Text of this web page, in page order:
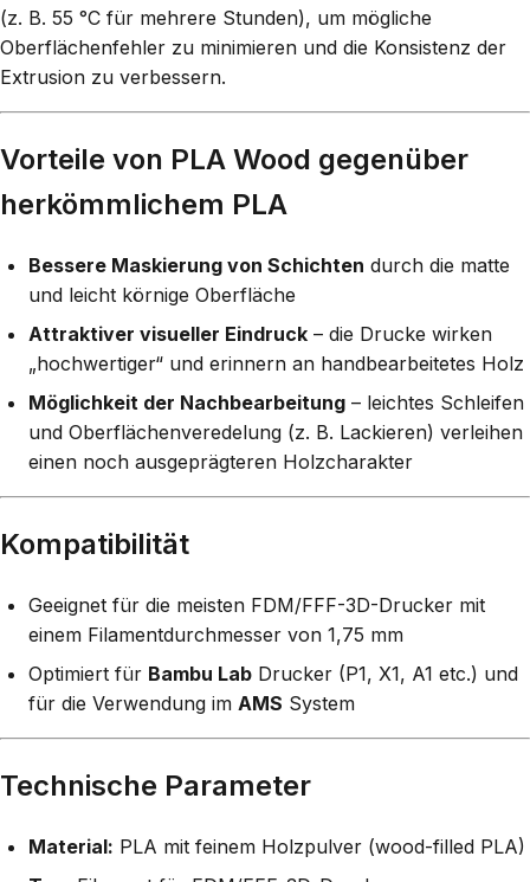
(z. B. 55 °C für mehrere Stunden), um mögliche
Oberflächenfehler zu minimieren und die Konsistenz der
Extrusion zu verbessern.
Vorteile von PLA Wood gegenüber
herkömmlichem PLA
Bessere Maskierung von Schichten durch die matte
und leicht körnige Oberfläche
Attraktiver visueller Eindruck – die Drucke wirken
„hochwertiger“ und erinnern an handbearbeitetes Holz
Möglichkeit der Nachbearbeitung – leichtes Schleifen
und Oberflächenveredelung (z. B. Lackieren) verleihen
einen noch ausgeprägteren Holzcharakter
Kompatibilität
Geeignet für die meisten FDM/FFF-3D-Drucker mit
einem Filamentdurchmesser von 1,75 mm
Optimiert für Bambu Lab Drucker (P1, X1, A1 etc.) und
für die Verwendung im AMS System
Technische Parameter
Material: PLA mit feinem Holzpulver (wood-filled PLA)